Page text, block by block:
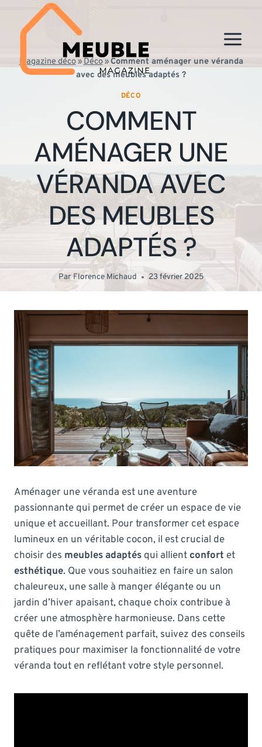
contenu
Magazine déco»Déco»Comment aménager une véranda
avec des meubles adaptés ?
DÉCO
COMMENT
AMÉNAGER UNE
VÉRANDA AVEC
DES MEUBLES
ADAPTÉS ?
Par Florence Michaud 23 février 2025
Aménager une véranda est une aventure
passionnante qui permet de créer un espace de vie
unique et accueillant. Pour transformer cet espace
lumineux en un véritable cocon, il est crucial de
choisir des meubles adaptés qui allient confort et
esthétique. Que vous souhaitiez en faire un salon
chaleureux, une salle à manger élégante ou un
jardin d’hiver apaisant, chaque choix contribue à
créer une atmosphère harmonieuse. Dans cette
quête de l’aménagement parfait, suivez des conseils
pratiques pour maximiser la fonctionnalité de votre
véranda tout en reflétant votre style personnel.